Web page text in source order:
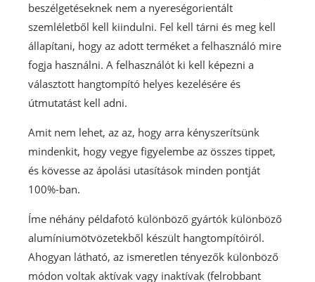
beszélgetéseknek nem a nyereségorientált
szemléletből kell kiindulni. Fel kell tárni és meg kell
állapítani, hogy az adott terméket a felhasználó mire
fogja használni. A felhasználót ki kell képezni a
választott hangtompító helyes kezelésére és
útmutatást kell adni.
Amit nem lehet, az az, hogy arra kényszerítsünk
mindenkit, hogy vegye figyelembe az összes tippet,
és kövesse az ápolási utasítások minden pontját
100%-ban.
Íme néhány példafotó különböző gyártók különböző
alumíniumötvözetekből készült hangtompítóiról.
Ahogyan látható, az ismeretlen tényezők különböző
módon voltak aktívak vagy inaktívak (felrobbant